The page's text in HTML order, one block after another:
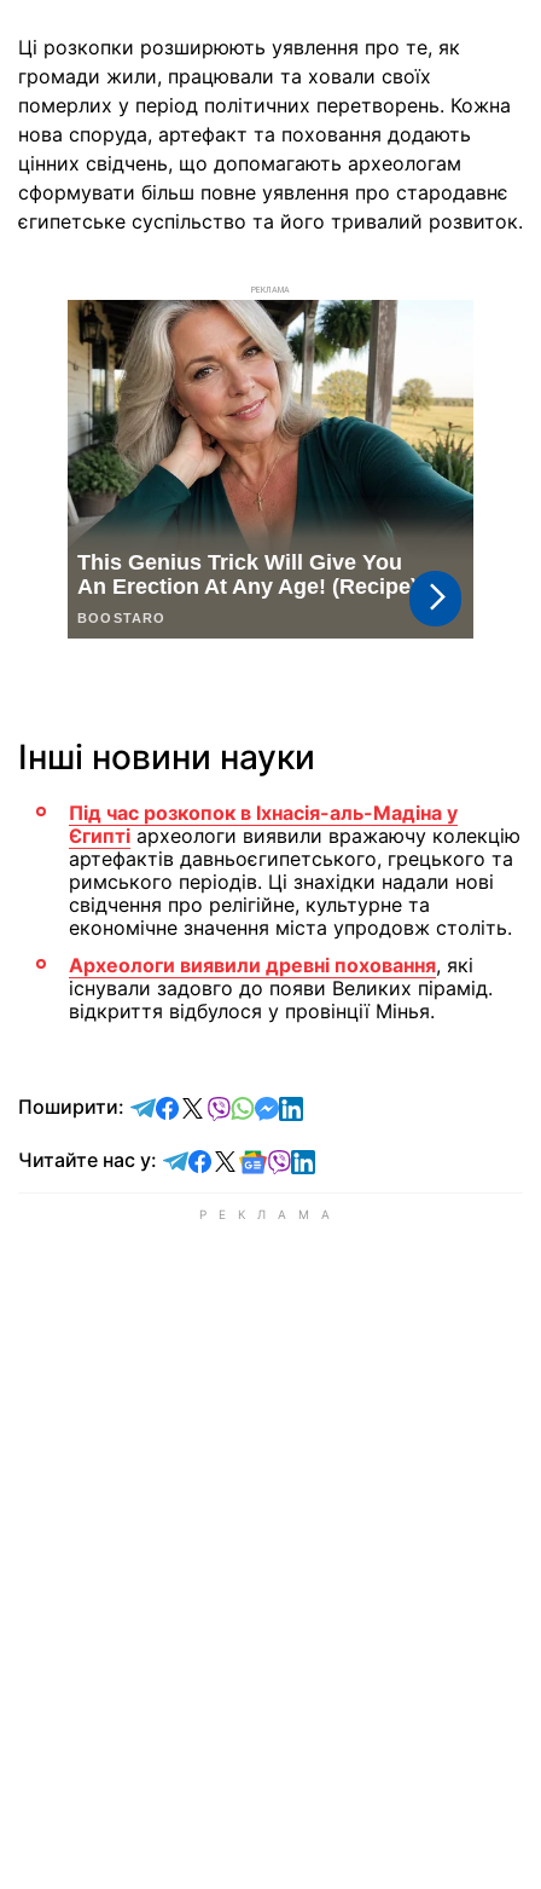
Ці розкопки розширюють уявлення про те, як
громади жили, працювали та ховали своїх
померлих у період політичних перетворень. Кожна
нова споруда, артефакт та поховання додають
цінних свідчень, що допомагають археологам
сформувати більш повне уявлення про стародавнє
єгипетське суспільство та його тривалий розвиток.
РЕКЛАМА
Інші новини науки
Під час розкопок в Іхнасія-аль-Мадіна у
Єгипті археологи виявили вражаючу колекцію
артефактів давньоєгипетського, грецького та
римського періодів. Ці знахідки надали нові
свідчення про релігійне, культурне та
економічне значення міста упродовж століть.
Археологи виявили древні поховання, які
існували задовго до появи Великих пірамід.
відкриття відбулося у провінції Мінья.
Поширити: відправити у Telegram
поділитись у Facebook
поділитись у X
відправити у Viber
відправити у Whatsapp
відправити у Messenger
відправити у LinkedIn
Читайте нас у: Читайте у Telegram
Читайте у Facebook
Читайте у X
Читайте у Google news
Читайте у Viber
Читайте у LinkedIn